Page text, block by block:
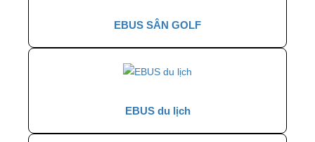
EBUS SÂN GOLF
EBUS du lịch